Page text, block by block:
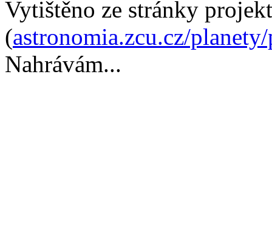
Vytištěno ze stránky
(astronomia.zcu.cz/
Nahrávám...